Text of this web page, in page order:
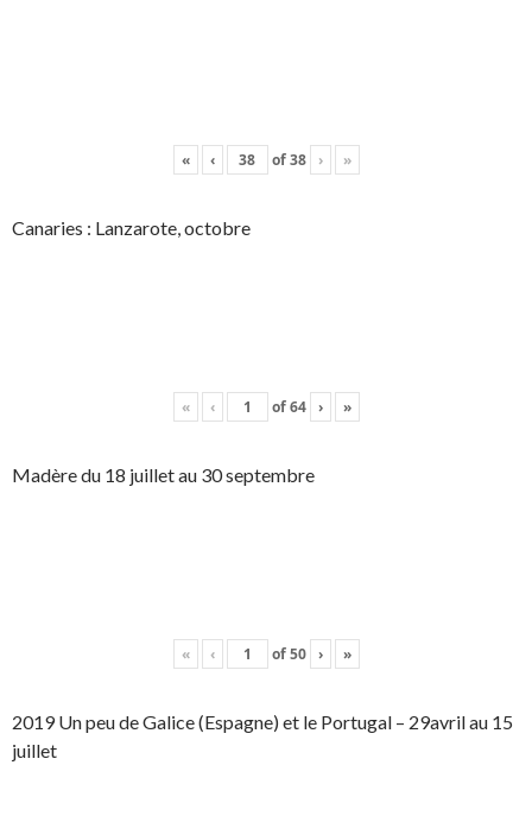
« ‹ of38 › »
Canaries : Lanzarote, octobre
« ‹ of64 › »
Madère du 18 juillet au 30 septembre
« ‹ of50 › »
2019 Un peu de Galice (Espagne) et le Portugal – 29avril au 15
juillet